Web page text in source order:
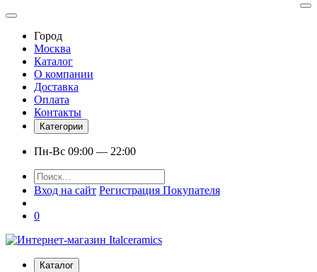
Город
Москва
Каталог
О компании
Доставка
Оплата
Контакты
Категории
Пн-Вс 09:00 — 22:00
Вход на сайт Регистрация Покупателя
0
Каталог